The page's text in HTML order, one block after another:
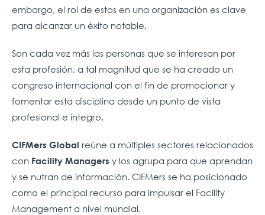
embargo, el rol de estos en una organización es clave
para alcanzar un éxito notable.
Son cada vez más las personas que se interesan por
esta profesión, a tal magnitud que se ha creado un
congreso internacional con el fin de promocionar y
fomentar esta disciplina desde un punto de vista
profesional e íntegro.
CIFMers Global reúne a múltiples sectores relacionados
con Facility Managers y los agrupa para que aprendan
y se nutran de información. CIFMers se ha posicionado
como el principal recurso para impulsar el Facility
Management a nivel mundial.